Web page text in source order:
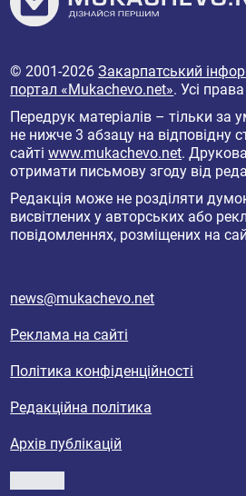
© 2001-2026Закарпатський
портал «Mukachevo.net». Усі
Передрук матеріалів – тільки за
не нижче 3 абзацу на відповідну
сайтіwww.mukachevo.net.
отримати письмову згоду від
Редакція може не розділяти
висвітлених у авторських або
повідомленнях, розміщених на
news@mukachevo.net
Реклама на сайті
Політика конфіденційності
Редакційна політика
Архів публікацій